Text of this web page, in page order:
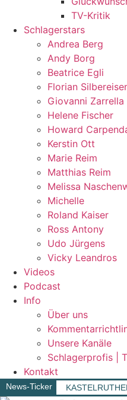
TV-Kritik
Schlagerstars
Andrea Berg
Andy Borg
Beatrice Egli
Florian
Giovanni Zarrella
Helene Fischer
Howard
Kerstin Ott
Marie Reim
Matthias Reim
Melissa
Michelle
Roland Kaiser
Ross Antony
Udo Jürgens
Vicky Leandros
Videos
Podcast
Info
Über uns
Unsere Kanäle
Schlagerprofis |
Kontakt
News-Ticker